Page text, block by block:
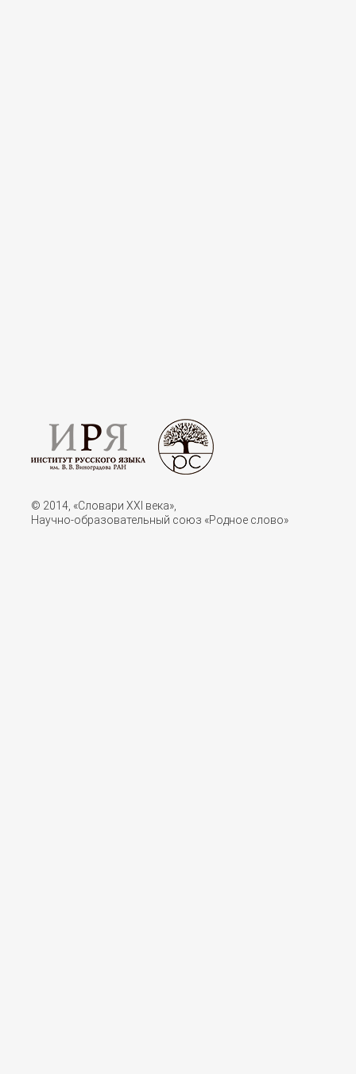
© 2014, «Словари XXI векa»,
Научно-образовательный союз «Родное слово»